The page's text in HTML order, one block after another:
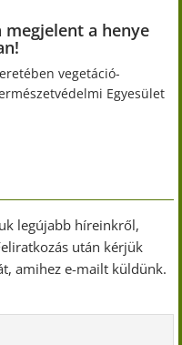
a henye
vegetáció-
Egyesület
legújabb híreinkről,
után kérjük
amihez e-mailt küldünk.